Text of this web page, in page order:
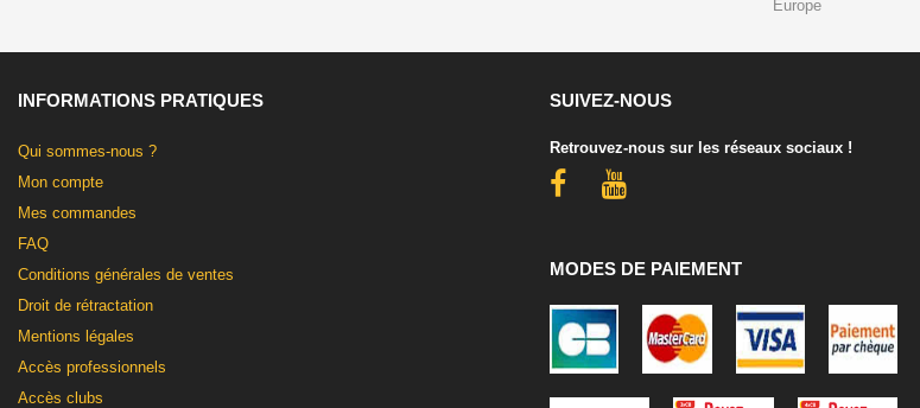
Europe
INFORMATIONS PRATIQUES
Qui sommes-nous ?
Mon compte
Mes commandes
FAQ
Conditions générales de ventes
Droit de rétractation
Mentions légales
Accès professionnels
Accès clubs
SUIVEZ-NOUS
Retrouvez-nous sur les réseaux sociaux !
MODES DE PAIEMENT